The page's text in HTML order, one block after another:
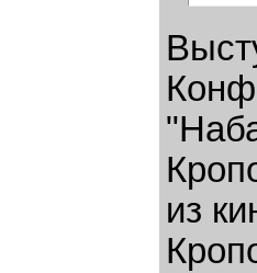
из